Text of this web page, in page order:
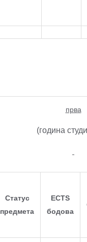
прва
(година
Статус
предмета
ECTS
бодова